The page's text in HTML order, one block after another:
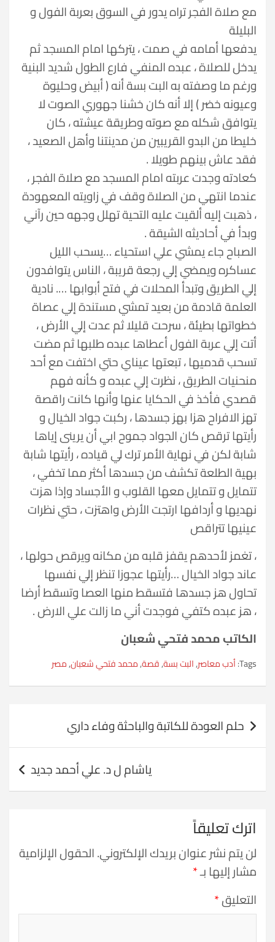
مع صلاة الفجر تراه يدور في السوق بعربة الفول و
البليلة
يدفعها أمامه في صمت ، يتركها امام المسجد ثم
يدخل للصلاة ، عبده المنفي فارع الطول شديد البنية
ورغم ما وصفته به البت بسة أنه ( أبيض وحليوة
وعيونه خضر ) إلا أنه كان خشنا جهوري الصوت لا
يتوافق شكله مع صوته وطريقة عيشته ، كان
خليطا من البدو القريبين من مدينتنا وأهل الصعيد ،
فقد عاش بينهم طويلا .
كعادته وجدت عربته امام المسجد مع صلاة الفجر ،
عندما انتهي من الصلاة وقف في زاويته المعهودة
، ذهبت إليه ألقيت عليه التحية تهلل وجهه حين رآني
وبدأ في أحاديثه الشيقة .
الصباح جاء يمشي علي استحياء …يسحب الليل
عساكره ويمضي إلي رجعة قريبة ، الناس يتوافدون
إلي الطريق وتبدأ المحلات في فتح أبوابها …. نادية
العلمة قادمة من بعيد تمشي مستندة إلي عصاة
خطواتها بطيئة ، سرحت قليلا ثم عدت إلي الأرض ،
أتت إلي عربة الفول أعطاها عبده طلبها ثم مضت
تسحب قدميها ، تبعتها عيناي حتي اختفت مع أحد
منحنيات الطريق ، نظرت إلي عبده و كأنه فهم
قصدي فأخذ في الحكايا عنها وأنها كانت راقصة
تهز الافراح هزا بهز جسدها ، ركبت جواد الخيال و
رأيتها ترقص كان الجواد جموح ابي أن يرينى إياها
شابة لكن في نهاية الأمر ترك لي قياده ، رأيتها شابة
بهية الطلعة تكشف من جسدها أكثر مما تخفي ،
تتمايل و تتمايل معها القلوب و الأجساد وإذا هزت
نهديها و أردافها ارتجت الأرض واهتزت ، حتي نظرات
عينيها تتراقص
، تغمز لأحدهم يقفز قلبه من مكانه ويرقص حولها ،
عاند جواد الخيال …رأيتها عجوزا تنظر إلي نفسها
تحاول هز جسدها فتسقط منها العصا وتسقط أرضا
، هز عبده كتفي فوجدت أني ما زالت علي الارض .
الكاتب محمد فتحي شعبان
Tags: أدب معاصر,البت بسة,قصة,محمد فتحي شعبان,مصر
المقالات
حلم العودة للكاتبة والباحثة وفاء داري
ياشام ل د. علي أحمد جديد
اترك تعليقاً
لن يتم نشر عنوان بريدك الإلكتروني.الحقول الإلزامية
مشار إليها بـ*
التعليق*